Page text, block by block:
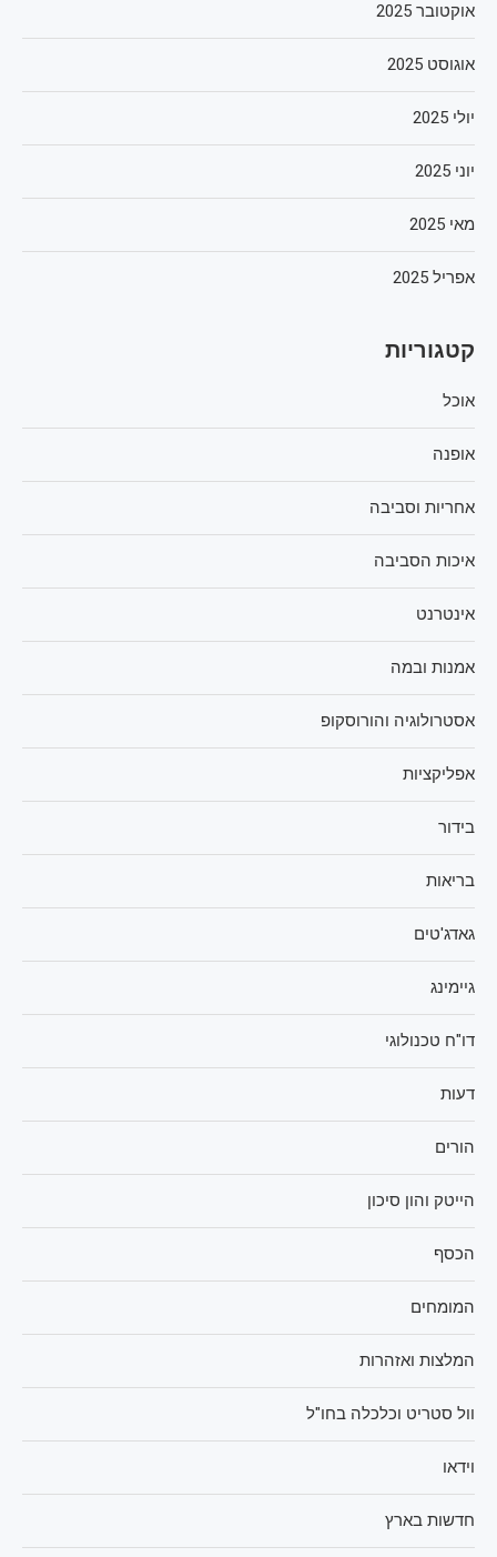
אוקטובר 2025
אוגוסט 2025
יולי 2025
יוני 2025
מאי 2025
אפריל 2025
קטגוריות
אוכל
אופנה
אחריות וסביבה
איכות הסביבה
אינטרנט
אמנות ובמה
אסטרולוגיה והורוסקופ
אפליקציות
בידור
בריאות
גאדג'טים
גיימינג
דו"ח טכנולוגי
דעות
הורים
הייטק והון סיכון
הכסף
המומחים
המלצות ואזהרות
וול סטריט וכלכלה בחו"ל
וידאו
חדשות בארץ